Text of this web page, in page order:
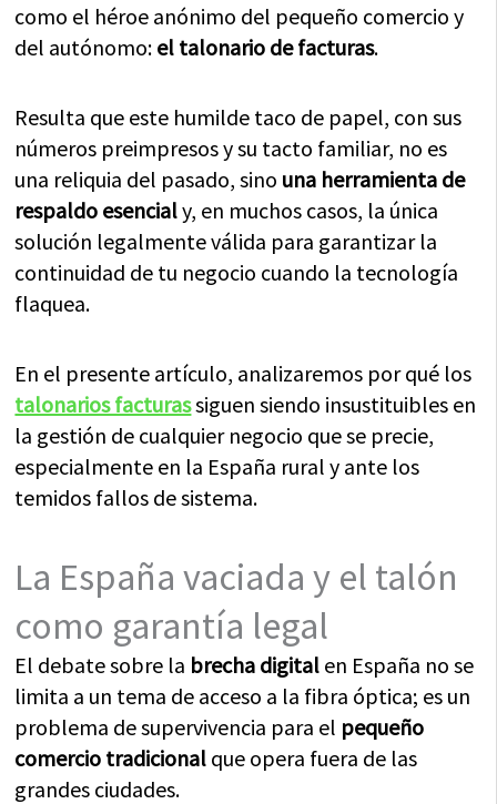
como el héroe anónimo del pequeño comercio y
del autónomo: el talonario de facturas.
Resulta que este humilde taco de papel, con sus
números preimpresos y su tacto familiar, no es
una reliquia del pasado, sino una herramienta de
respaldo esencialy, en muchos casos, la única
solución legalmente válida para garantizar la
continuidad de tu negocio cuando la tecnología
flaquea.
En el presente artículo, analizaremos por qué los
talonarios facturassiguen siendo insustituibles en
la gestión de cualquier negocio que se precie,
especialmente en la España rural y ante los
temidos fallos de sistema.
La España vaciada y el talón
como garantía legal
El debate sobre la brecha digital en España no se
limita a un tema de acceso a la fibra óptica; es un
problema de supervivencia para el pequeño
comercio tradicional que opera fuera de las
grandes ciudades.